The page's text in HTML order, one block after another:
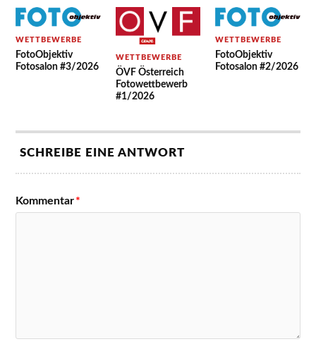
WETTBEWERBE
FotoObjektiv
Fotosalon #3/2026
WETTBEWERBE
ÖVF Österreich
Fotowettbewerb
#1/2026
WETTBEWERBE
FotoObjektiv
Fotosalon #2/2026
SCHREIBE EINE ANTWORT
Kommentar*